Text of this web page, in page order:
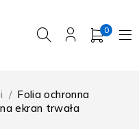
0
/ Folia ochronna
ekran trwała